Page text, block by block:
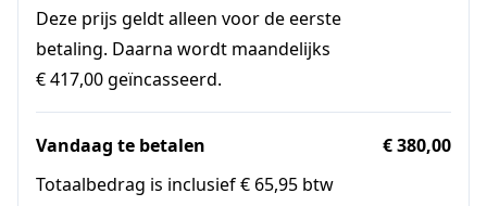
Deze prijs geldt alleen voor de eerste
betaling. Daarna wordt maandelijks
€ 417,00 geïncasseerd.
Vandaag te betalen
€ 380,00
Totaalbedrag is inclusief € 65,95 btw